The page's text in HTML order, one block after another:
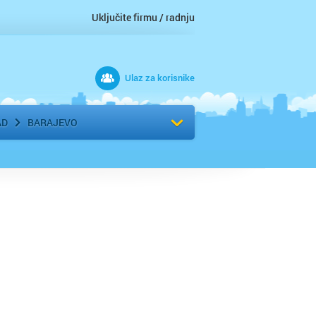
Uključite firmu / radnju
Ulaz za korisnike
BARAJEVO